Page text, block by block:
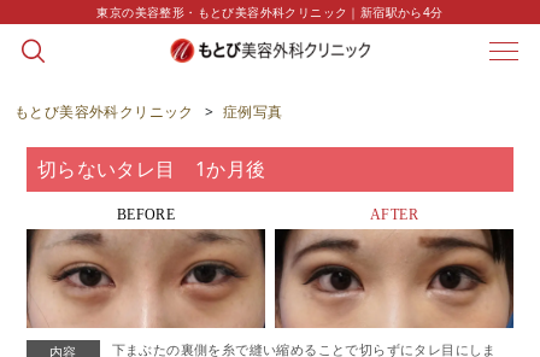
東京の美容整形・もとび美容外科クリニック｜新宿駅から4分
CASE
症例写真
もとび美容外科クリニック > 症例写真
切らないタレ目 1か月後
BEFORE AFTER
内容
下まぶたの裏側を糸で縫い縮めることで切らずにタレ目にしま